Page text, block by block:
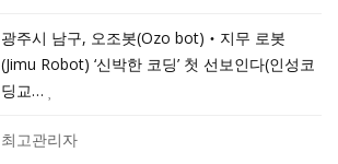
광주시 남구, 오조봇(Ozo bot)‧지무 로봇
(Jimu Robot) ‘신박한 코딩’ 첫 선보인다(인성코
딩교…
최고관리자